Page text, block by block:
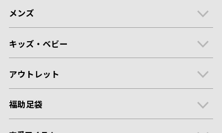
メンズ
キッズ・ベビー
アウトレット
福助足袋